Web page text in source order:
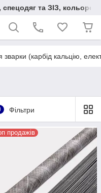
та ЗІЗ,
зварки (карбід кальцію,
Фільтри
продажів